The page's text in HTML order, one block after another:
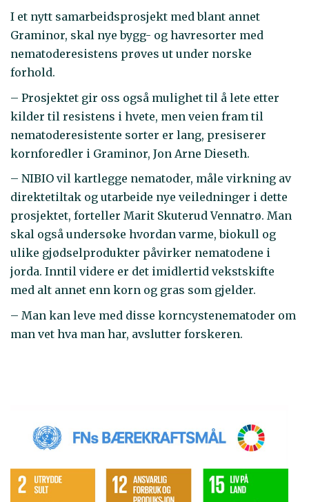
I et nytt samarbeidsprosjekt med blant annet
Graminor, skal nye bygg- og havresorter med
nematoderesistens prøves ut under norske
forhold.
– Prosjektet gir oss også mulighet til å lete etter
kilder til resistens i hvete, men veien fram til
nematoderesistente sorter er lang, presiserer
kornforedler i Graminor, Jon Arne Dieseth.
– NIBIO vil kartlegge nematoder, måle virkning av
direktetiltak og utarbeide nye veiledninger i dette
prosjektet, forteller Marit Skuterud Vennatrø. Man
skal også undersøke hvordan varme, biokull og
ulike gjødselprodukter påvirker nematodene i
jorda. Inntil videre er det imidlertid vekstskifte
med alt annet enn korn og gras som gjelder.
– Man kan leve med disse korncystenematoder om
man vet hva man har, avslutter forskeren.